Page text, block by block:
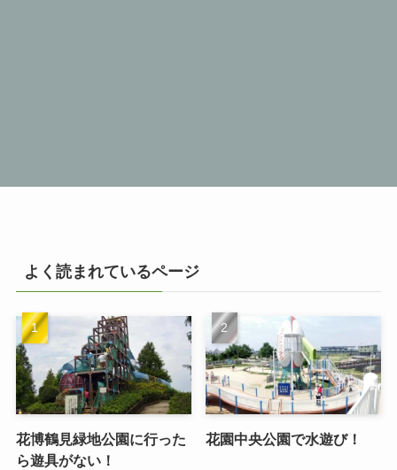
よく読まれているページ
花博鶴見緑地公園に行った
ら遊具がない！
花園中央公園で水遊び！